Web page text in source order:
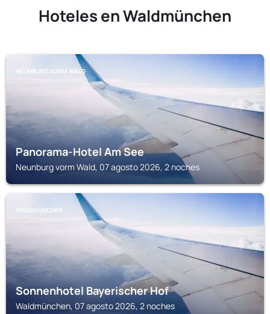
Hoteles en Waldmünchen
NEUNBURG VORM WALD
Panorama-Hotel Am See
Neunburg vorm Wald, 07 agosto 2026, 2 noches
WALDMÜNCHEN
Sonnenhotel Bayerischer Hof
Waldmünchen, 07 agosto 2026, 2 noches